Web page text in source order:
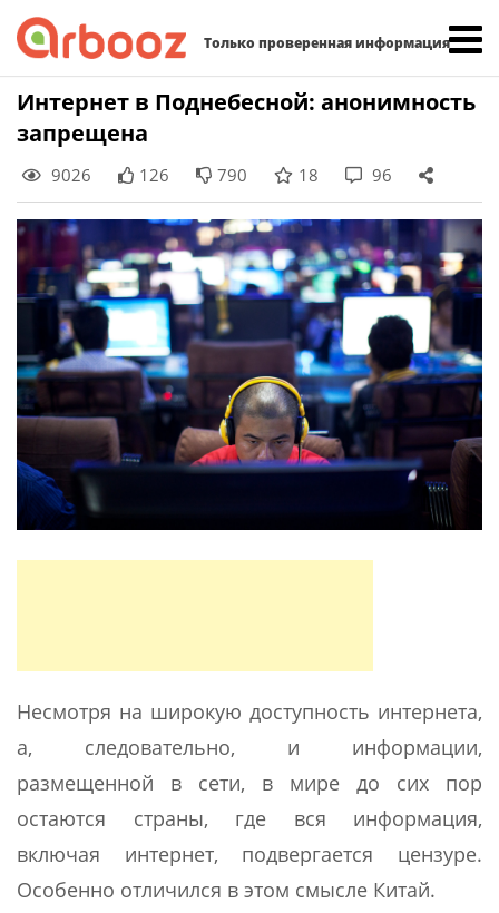
Только проверенная информация
Skip
content
Интернет в Поднебесной: анонимность
запрещена
9026 126 790 18 96
Несмотря на широкую доступность интернета,
а, следовательно, и информации,
размещенной в сети, в мире до сих пор
остаются страны, где вся информация,
включая интернет, подвергается цензуре.
Особенно отличился в этом смысле Китай.
Найти: